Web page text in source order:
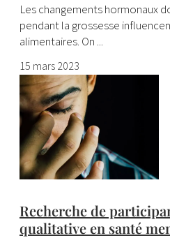
Les changements hormonaux
pendant la grossesse
alimentaires. On ...
15 mars 2023
Recherche de
qualitative en santé